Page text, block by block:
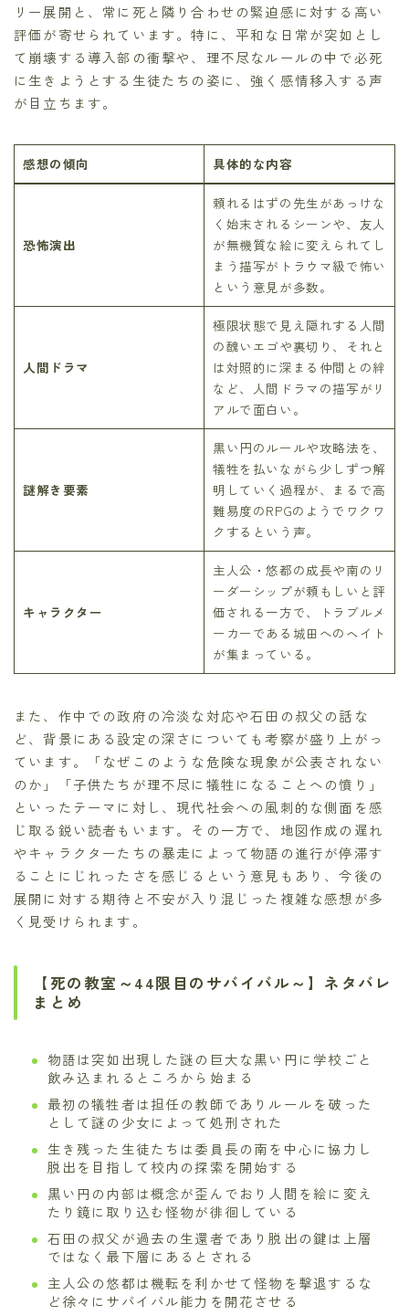
リー展開と、常に死と隣り合わせの緊迫感に対する高い
評価が寄せられています。特に、平和な日常が突如とし
て崩壊する導入部の衝撃や、理不尽なルールの中で必死
に生きようとする生徒たちの姿に、強く感情移入する声
が目立ちます。
感想の傾向 具体的な内容
恐怖演出
頼れるはずの先生があっけな
く始末されるシーンや、友人
が無機質な絵に変えられてし
まう描写がトラウマ級で怖い
という意見が多数。
人間ドラマ
極限状態で見え隠れする人間
の醜いエゴや裏切り、それと
は対照的に深まる仲間との絆
など、人間ドラマの描写がリ
アルで面白い。
謎解き要素
黒い円のルールや攻略法を、
犠牲を払いながら少しずつ解
明していく過程が、まるで高
難易度のRPGのようでワクワ
クするという声。
キャラクター
主人公・悠都の成長や南のリ
ーダーシップが頼もしいと評
価される一方で、トラブルメ
ーカーである城田へのヘイト
が集まっている。
また、作中での政府の冷淡な対応や石田の叔父の話な
ど、背景にある設定の深さについても考察が盛り上がっ
ています。「なぜこのような危険な現象が公表されない
のか」「子供たちが理不尽に犠牲になることへの憤り」
といったテーマに対し、現代社会への風刺的な側面を感
じ取る鋭い読者もいます。その一方で、地図作成の遅れ
やキャラクターたちの暴走によって物語の進行が停滞す
ることにじれったさを感じるという意見もあり、今後の
展開に対する期待と不安が入り混じった複雑な感想が多
く見受けられます。
【死の教室～44限目のサバイバル～】ネタバレ
まとめ
物語は突如出現した謎の巨大な黒い円に学校ごと
飲み込まれるところから始まる
最初の犠牲者は担任の教師でありルールを破った
として謎の少女によって処刑された
生き残った生徒たちは委員長の南を中心に協力し
脱出を目指して校内の探索を開始する
黒い円の内部は概念が歪んでおり人間を絵に変え
たり鏡に取り込む怪物が徘徊している
石田の叔父が過去の生還者であり脱出の鍵は上層
ではなく最下層にあるとされる
主人公の悠都は機転を利かせて怪物を撃退するな
ど徐々にサバイバル能力を開花させる